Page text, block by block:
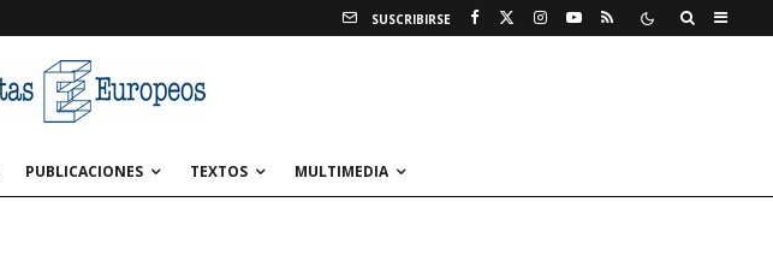
SUSCRIBIRSE
PUBLICACIONES TEXTOS MULTIMEDIA